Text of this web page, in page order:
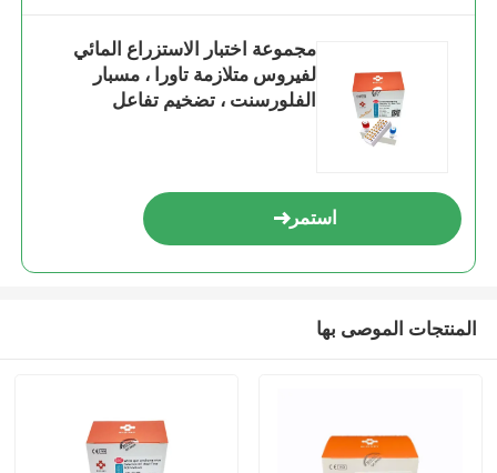
مجموعة اختبار الاستزراع المائي
لفيروس متلازمة تاورا ، مسبار
الفلورسنت ، تضخيم تفاعل
استمر
المنتجات الموصى بها